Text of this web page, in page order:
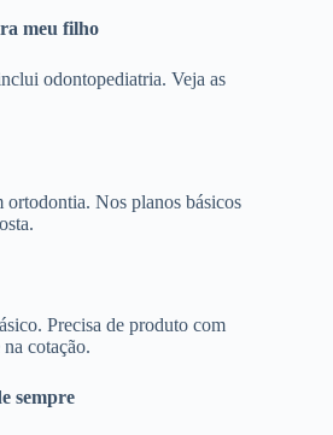
meu filho
odontopediatria. Veja as
ortodontia. Nos planos básicos
Precisa de produto com
cotação.
sempre